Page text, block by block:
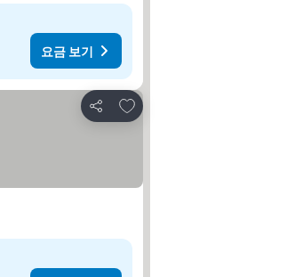
요금 보기
공유
즐겨찾기에 추가